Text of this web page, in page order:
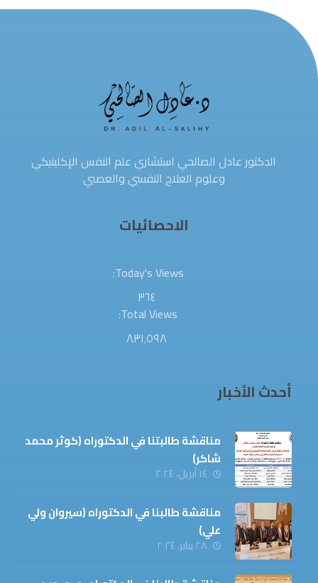
الدكتور عادل الصالحي استشاري علم النفس الإكلينيكي
وعلوم العلاج النفسي والعصبي
الاحصائيات
Today's Views:
٣٦٤
Total Views:
٨٣١٬٥٩٨
أحدث الأخبار
مناقشة طالبتنا في الدكتوراه (كوثر محمد
شاكر)
١٤ أبريل، ٢٠٢٤
مناقشة طالبنا في الدكتوراه (سيروان ولي
علي)
٢٨ يناير، ٢٠٢٤